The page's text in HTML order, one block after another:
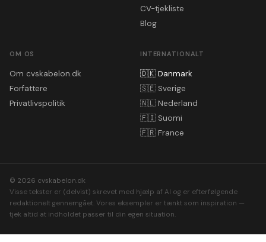
CV-tjekliste
Blog
OM OS
Om cvskabelon.dk
Forfattere
Privatlivspolitik
INTERNATIONALT
🇩🇰 Danmark
🇸🇪 Sverige
🇳🇱 Nederland
🇫🇮 Suomi
🇫🇷 France
© 2026 cvskabelon.dk
Visse tekster er (delvist) skrevet med hjælp af AI og er efterfølgende
redaktionelt gennemgået. Vores eksempler er tænkt som inspiration —
tjek altid at indholdet passer til din egen situation.